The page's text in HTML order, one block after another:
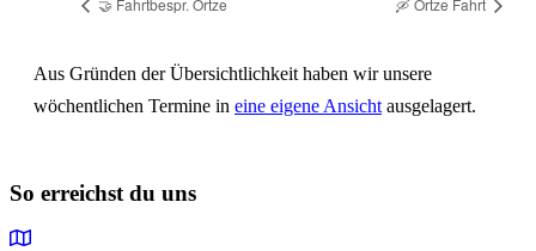
🤝 Fahrtbespr. Örtze 🛶 Örtze Fahrt
Aus Gründen der Übersichtlichkeit haben wir unsere
wöchentlichen Termine in eine eigene Ansicht ausgelagert.
So erreichst du uns